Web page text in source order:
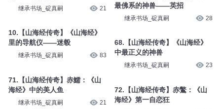
继承书场_碇真嗣 21
10.【山海经传奇】《山海经》
里的导航仪——迷毂
继承书场_碇真嗣 83
71.【山海经传奇】赤鱬：《山
海经》中的美人鱼
继承书场_碇真嗣 21
最佛系的神兽——英招
继承书场_碇真嗣 28
68.【山海经传奇】《山海经》
中最正义的神兽
继承书场_碇真嗣 23
72.【山海经传奇】赤鷩：《山
海经》第一自恋狂